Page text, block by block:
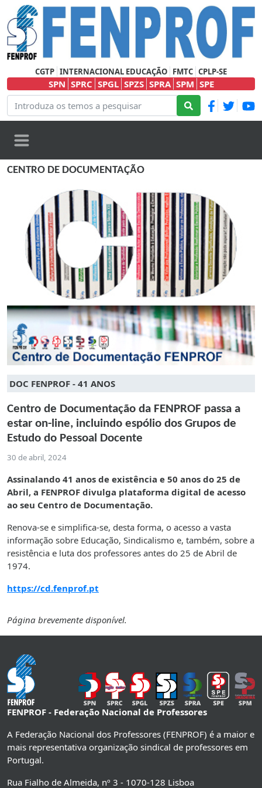
CGTP INTERNACIONAL EDUCAÇÃO FMTC CPLP-SE
SPN SPRC SPGL SPZS SPRA SPM SPE
CENTRO DE DOCUMENTAÇÃO
DOC FENPROF - 41 ANOS
Centro de Documentação da FENPROF passa a
estar on-line, incluindo espólio dos Grupos de
Estudo do Pessoal Docente
30 de abril, 2024
Assinalando 41 anos de existência e 50 anos do 25 de
Abril, a FENPROF divulga plataforma digital de acesso
ao seu Centro de Documentação.
Renova-se e simplifica-se, desta forma, o acesso a vasta
informação sobre Educação, Sindicalismo e, também, sobre a
resistência e luta dos professores antes do 25 de Abril de
1974.
https://cd.fenprof.pt
Página brevemente disponível.
FENPROF - Federação Nacional de Professores
A Federação Nacional dos Professores (FENPROF) é a maior e
mais representativa organização sindical de professores em
Portugal.
Rua Fialho de Almeida, nº 3 - 1070-128 Lisboa